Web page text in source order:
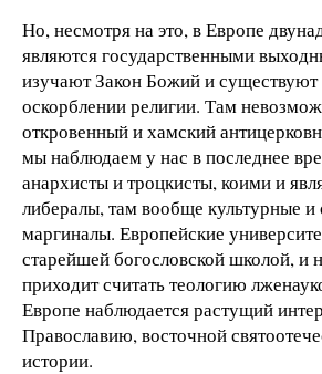
Но, несмотря на это, в Европе
являются государственными
изучают Закон Божий и существуют
оскорблении религии. Там
откровенный и хамский
мы наблюдаем у нас в последнее
анархисты и троцкисты, коими и
либералы, там вообще культурные
маргиналы. Европейские
старейшей богословской школой, и
приходит считать теологию
Европе наблюдается растущий
Православию, восточной
истории.